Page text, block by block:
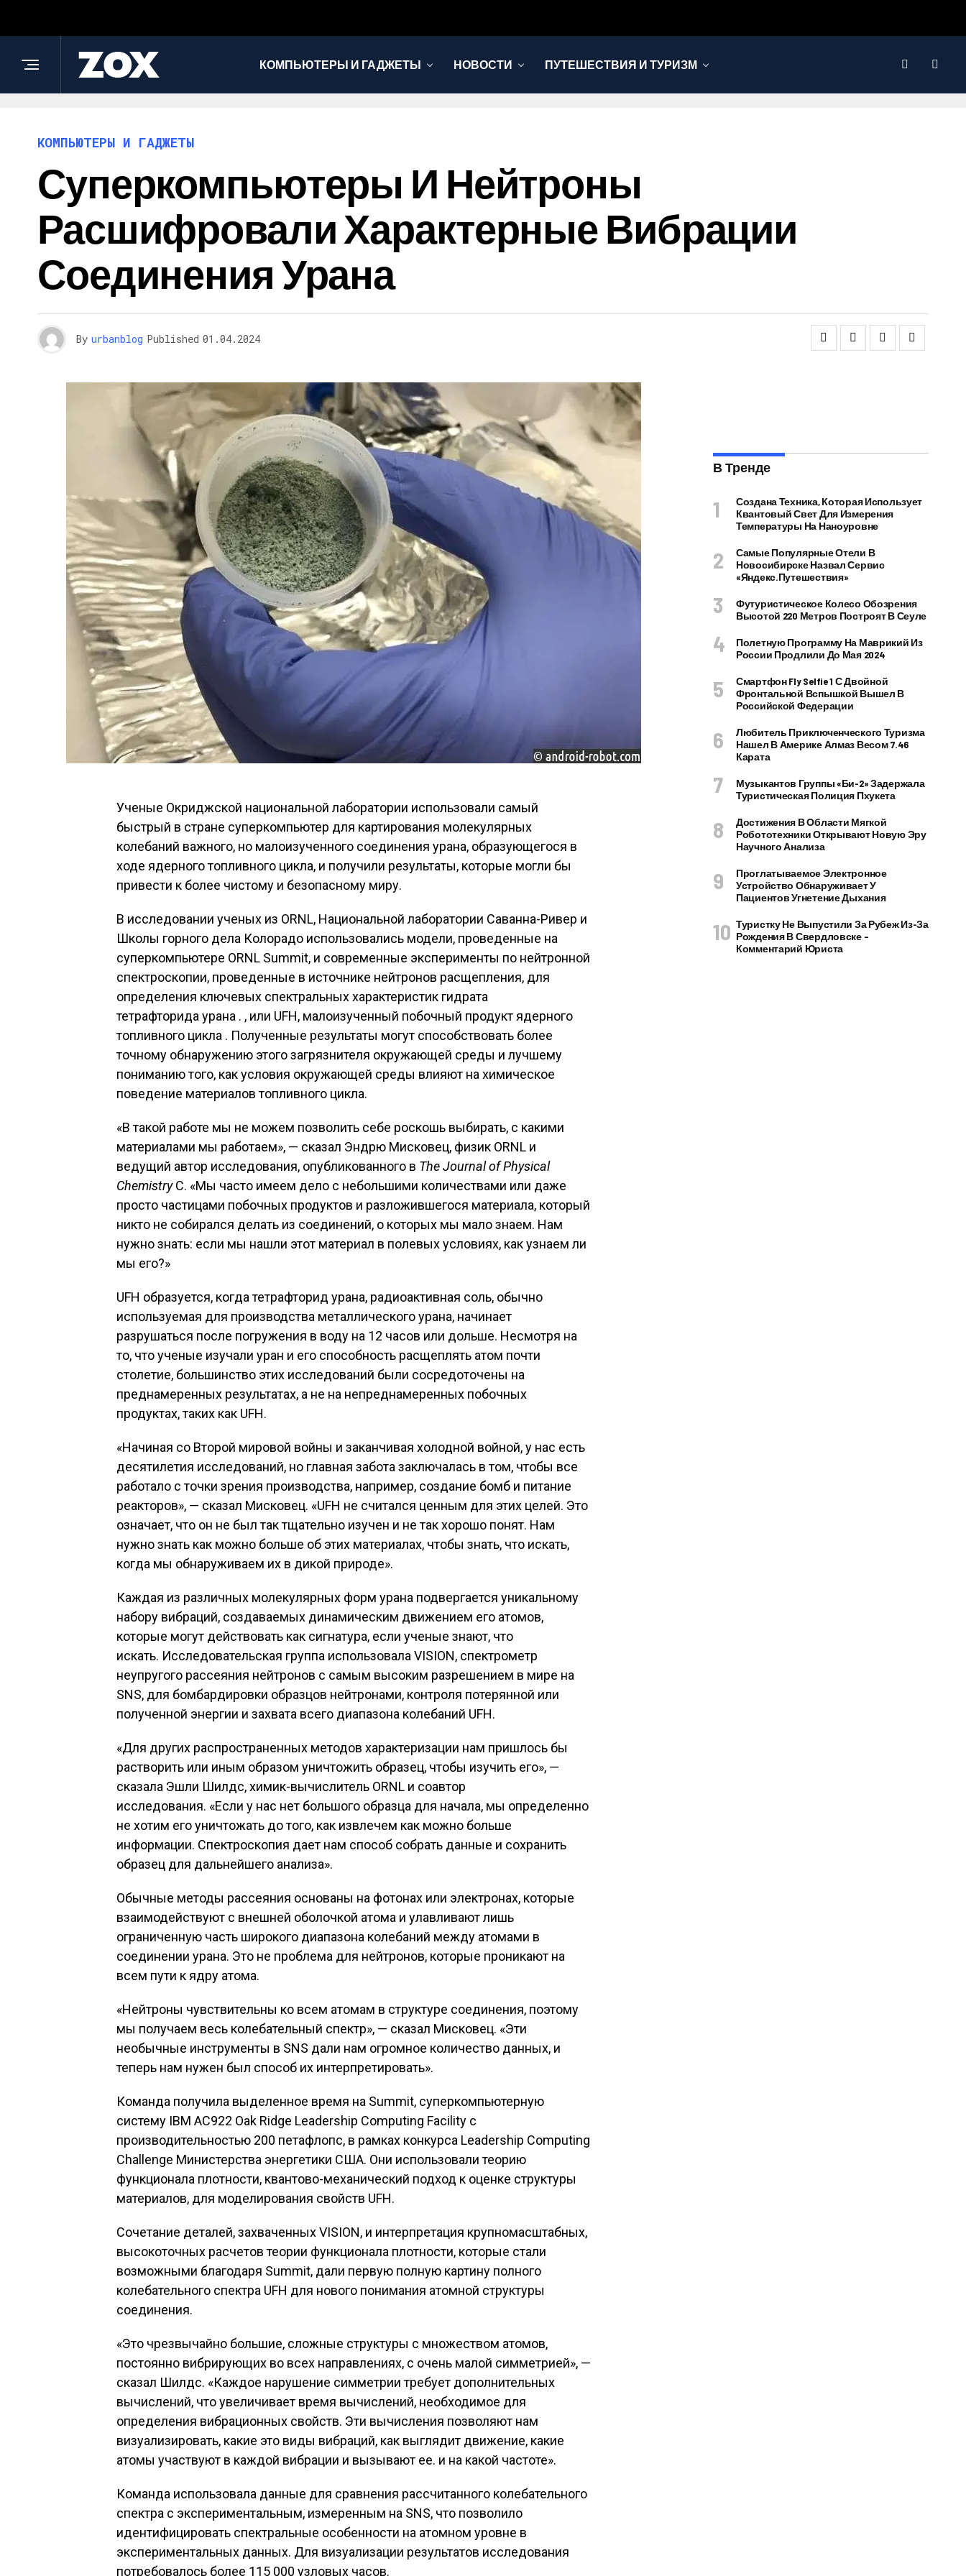
КОМПЬЮТЕРЫ И ГАДЖЕТЫ НОВОСТИ ПУТЕШЕСТВИЯ И ТУРИЗМ
КОМПЬЮТЕРЫ И ГАДЖЕТЫ
Суперкомпьютеры И Нейтроны
Расшифровали Характерные Вибрации
Соединения Урана
By urbanblog Published 01.04.2024
Ученые Окриджской национальной лаборатории использовали самый
быстрый в стране суперкомпьютер для картирования молекулярных
колебаний важного, но малоизученного соединения урана, образующегося в
ходе ядерного топливного цикла, и получили результаты, которые могли бы
привести к более чистому и безопасному миру.
В исследовании ученых из ORNL, Национальной лаборатории Саванна-Ривер и
Школы горного дела Колорадо использовались модели, проведенные на
суперкомпьютере ORNL Summit, и современные эксперименты по нейтронной
спектроскопии, проведенные в источнике нейтронов расщепления, для
определения ключевых спектральных характеристик гидрата
тетрафторида урана . , или UFH, малоизученный побочный продукт ядерного
топливного цикла . Полученные результаты могут способствовать более
точному обнаружению этого загрязнителя окружающей среды и лучшему
пониманию того, как условия окружающей среды влияют на химическое
поведение материалов топливного цикла.
«В такой работе мы не можем позволить себе роскошь выбирать, с какими
материалами мы работаем», — сказал Эндрю Мисковец, физик ORNL и
ведущий автор исследования, опубликованного в The Journal of Physical
ChemistryC. «Мы часто имеем дело с небольшими количествами или даже
просто частицами побочных продуктов и разложившегося материала, который
никто не собирался делать из соединений, о которых мы мало знаем. Нам
нужно знать: если мы нашли этот материал в полевых условиях, как узнаем ли
мы его?»
UFH образуется, когда тетрафторид урана, радиоактивная соль, обычно
используемая для производства металлического урана, начинает
разрушаться после погружения в воду на 12 часов или дольше. Несмотря на
то, что ученые изучали уран и его способность расщеплять атом почти
столетие, большинство этих исследований были сосредоточены на
преднамеренных результатах, а не на непреднамеренных побочных
продуктах, таких как UFH.
«Начиная со Второй мировой войны и заканчивая холодной войной, у нас есть
десятилетия исследований, но главная забота заключалась в том, чтобы все
работало с точки зрения производства, например, создание бомб и питание
реакторов», — сказал Мисковец. «UFH не считался ценным для этих целей. Это
означает, что он не был так тщательно изучен и не так хорошо понят. Нам
нужно знать как можно больше об этих материалах, чтобы знать, что искать,
когда мы обнаруживаем их в дикой природе».
Каждая из различных молекулярных форм урана подвергается уникальному
набору вибраций, создаваемых динамическим движением его атомов,
которые могут действовать как сигнатура, если ученые знают, что
искать. Исследовательская группа использовала VISION, спектрометр
неупругого рассеяния нейтронов с самым высоким разрешением в мире на
SNS, для бомбардировки образцов нейтронами, контроля потерянной или
полученной энергии и захвата всего диапазона колебаний UFH.
«Для других распространенных методов характеризации нам пришлось бы
растворить или иным образом уничтожить образец, чтобы изучить его», —
сказала Эшли Шилдс, химик-вычислитель ORNL и соавтор
исследования. «Если у нас нет большого образца для начала, мы определенно
не хотим его уничтожать до того, как извлечем как можно больше
информации. Спектроскопия дает нам способ собрать данные и сохранить
образец для дальнейшего анализа».
Обычные методы рассеяния основаны на фотонах или электронах, которые
взаимодействуют с внешней оболочкой атома и улавливают лишь
ограниченную часть широкого диапазона колебаний между атомами в
соединении урана. Это не проблема для нейтронов, которые проникают на
всем пути к ядру атома.
«Нейтроны чувствительны ко всем атомам в структуре соединения, поэтому
мы получаем весь колебательный спектр», — сказал Мисковец. «Эти
необычные инструменты в SNS дали нам огромное количество данных, и
теперь нам нужен был способ их интерпретировать».
Команда получила выделенное время на Summit, суперкомпьютерную
систему IBM AC922 Oak Ridge Leadership Computing Facility с
производительностью 200 петафлопс, в рамках конкурса Leadership Computing
Challenge Министерства энергетики США. Они использовали теорию
функционала плотности, квантово-механический подход к оценке структуры
материалов, для моделирования свойств UFH.
Сочетание деталей, захваченных VISION, и интерпретация крупномасштабных,
высокоточных расчетов теории функционала плотности, которые стали
возможными благодаря Summit, дали первую полную картину полного
колебательного спектра UFH для нового понимания атомной структуры
соединения.
«Это чрезвычайно большие, сложные структуры с множеством атомов,
постоянно вибрирующих во всех направлениях, с очень малой симметрией», —
сказал Шилдс. «Каждое нарушение симметрии требует дополнительных
вычислений, что увеличивает время вычислений, необходимое для
определения вибрационных свойств. Эти вычисления позволяют нам
визуализировать, какие это виды вибраций, как выглядит движение, какие
атомы участвуют в каждой вибрации и вызывают ее. и на какой частоте».
Команда использовала данные для сравнения рассчитанного колебательного
спектра с экспериментальным, измеренным на SNS, что позволило
идентифицировать спектральные особенности на атомном уровне в
экспериментальных данных. Для визуализации результатов исследования
потребовалось более 115 000 узловых часов.
В Тренде
Создана Техника, Которая Использует
Квантовый Свет Для Измерения
Температуры На Наноуровне
Самые Популярные Отели В
Новосибирске Назвал Сервис
«Яндекс.Путешествия»
Футуристическое Колесо Обозрения
Высотой 220 Метров Построят В Сеуле
Полетную Программу На Маврикий Из
России Продлили До Мая 2024
Смартфон Fly Selfie 1 С Двойной
Фронтальной Вспышкой Вышел В
Российской Федерации
Любитель Приключенческого Туризма
Нашел В Америке Алмаз Весом 7.46
Карата
Музыкантов Группы «Би-2» Задержала
Туристическая Полиция Пхукета
Достижения В Области Мягкой
Робототехники Открывают Новую Эру
Научного Анализа
Проглатываемое Электронное
Устройство Обнаруживает У
Пациентов Угнетение Дыхания
Туристку Не Выпустили За Рубеж Из-За
Рождения В Свердловске –
Комментарий Юриста